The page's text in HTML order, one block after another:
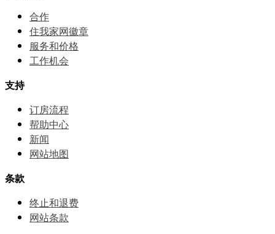
合作
住我家网徽章
服务和价格
⼯作机会
支持
订房流程
帮助中⼼
新闻
网站地图
条款
终止和退费
网站条款